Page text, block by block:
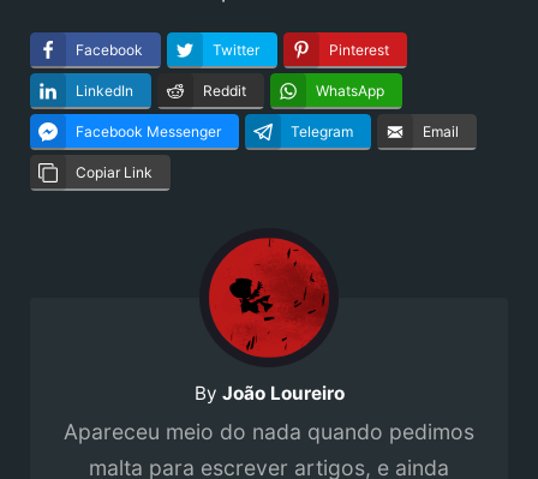
Facebook Twitter Pinterest
LinkedIn Reddit WhatsApp
Facebook Messenger Telegram Email
Copiar Link
By João Loureiro
Apareceu meio do nada quando pedimos
malta para escrever artigos, e ainda